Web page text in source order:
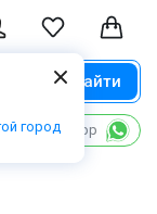
город
Найти
в WhatsApp